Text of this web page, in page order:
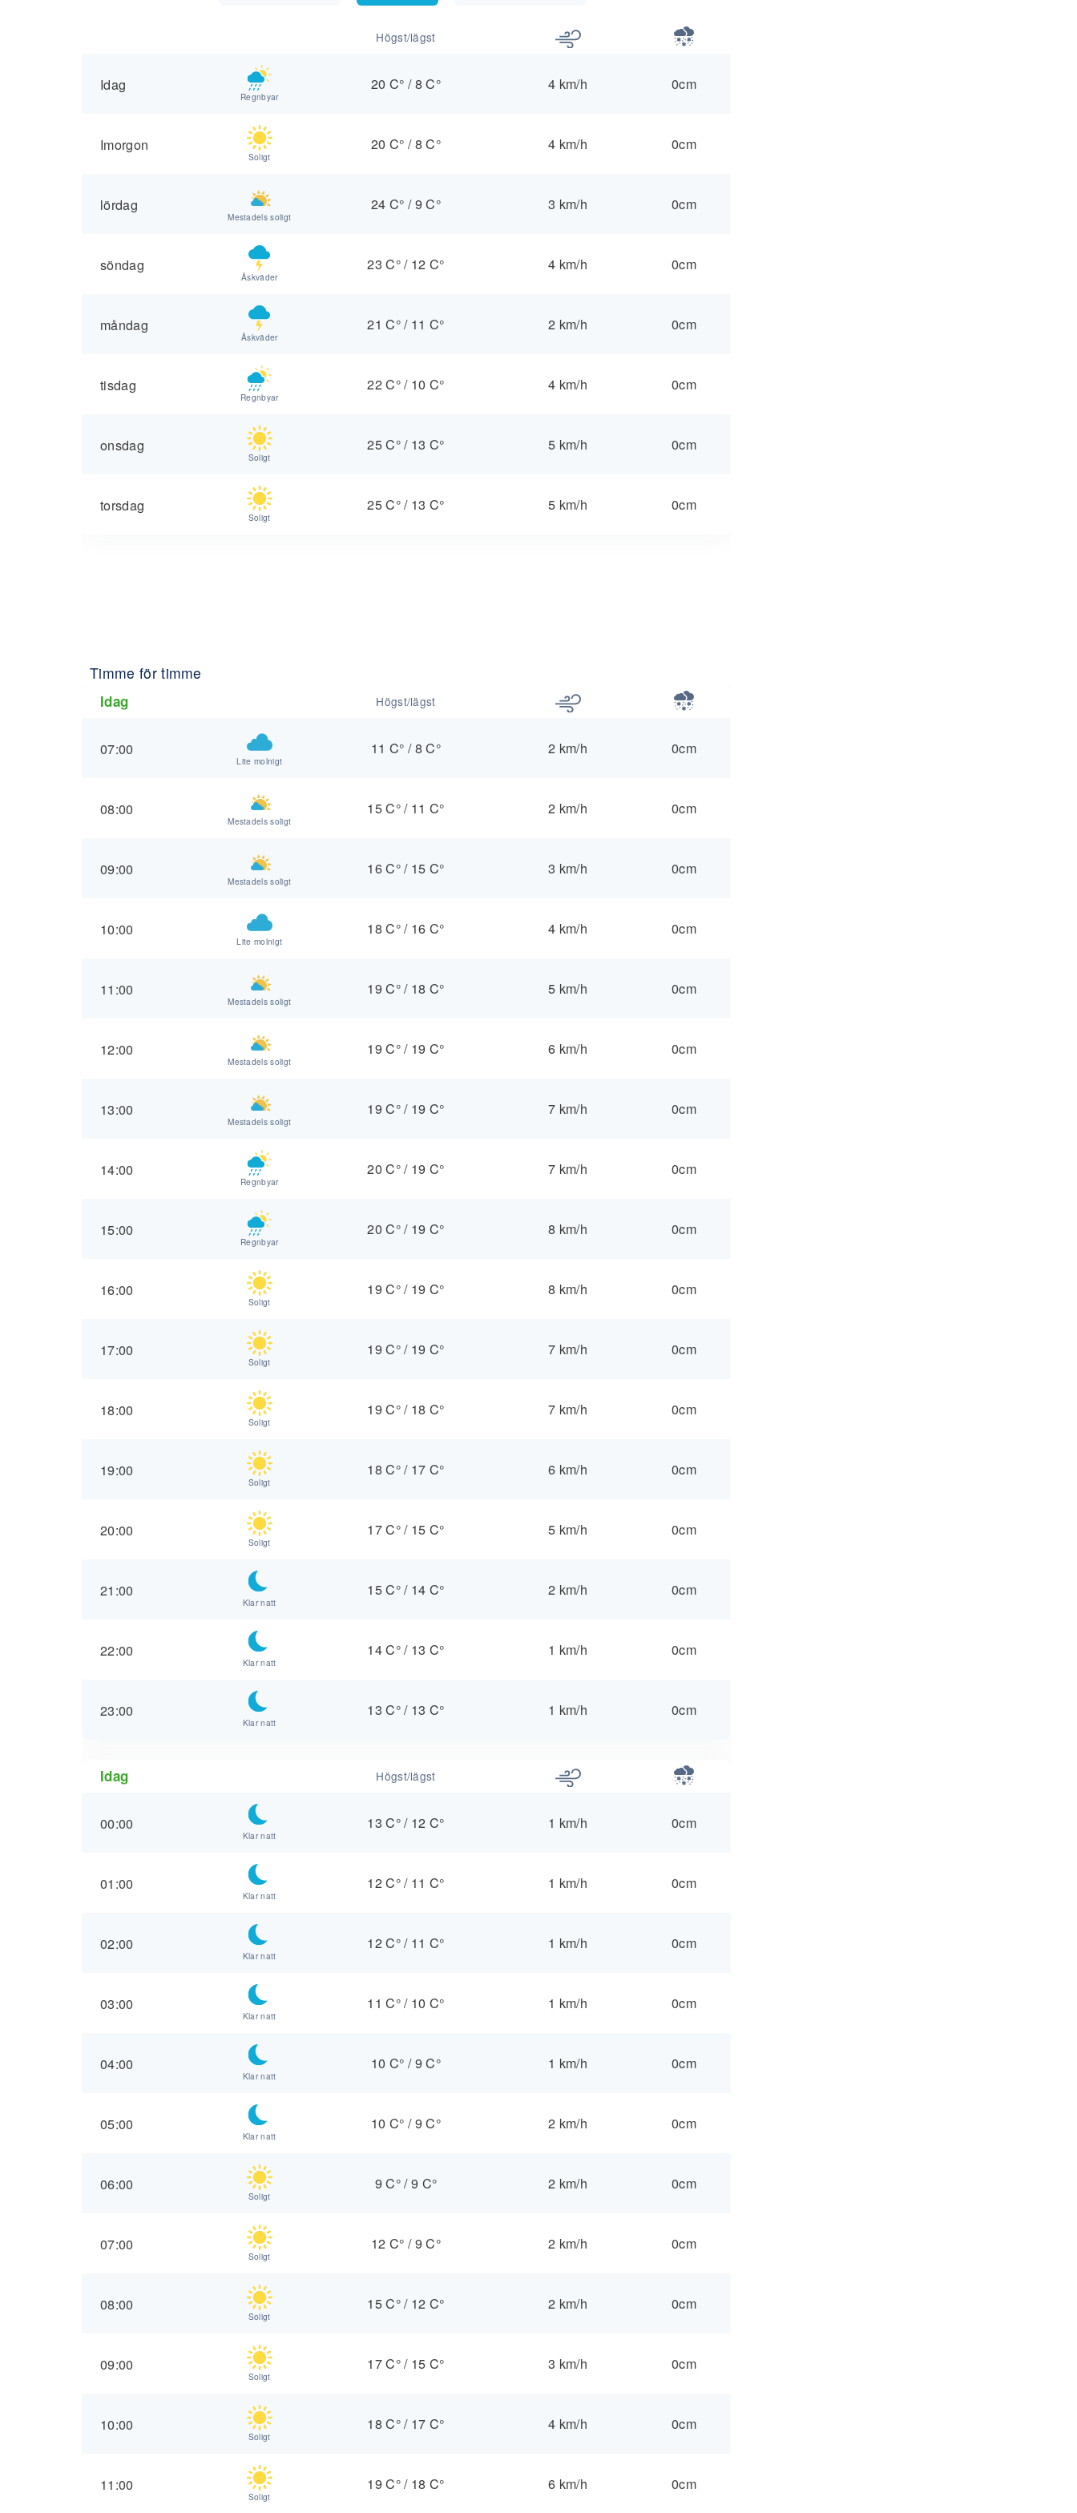
Högst/lägst
Idag
Regnbyar
20 C° /8 C° 4 km/h 0cm
Imorgon
Soligt
20 C° /8 C° 4 km/h 0cm
lördag
Mestadels soligt
24 C° /9 C° 3 km/h 0cm
söndag
Åskväder
23 C°/ 12 C° 4 km/h 0cm
måndag
Åskväder
21 C°/ 11 C° 2 km/h 0cm
tisdag
Regnbyar
22 C°/ 10 C° 4 km/h 0cm
onsdag
Soligt
25 C°/ 13 C° 5 km/h 0cm
torsdag
Soligt
25 C°/ 13 C° 5 km/h 0cm
Timme för timme
Idag Högst/lägst
07:00
Lite molnigt
11 C° /8 C° 2 km/h 0cm
08:00
Mestadels soligt
15 C°/ 11 C° 2 km/h 0cm
09:00
Mestadels soligt
16 C°/ 15 C° 3 km/h 0cm
10:00
Lite molnigt
18 C°/ 16 C° 4 km/h 0cm
11:00
Mestadels soligt
19 C°/ 18 C° 5 km/h 0cm
12:00
Mestadels soligt
19 C°/ 19 C° 6 km/h 0cm
13:00
Mestadels soligt
19 C°/ 19 C° 7 km/h 0cm
14:00
Regnbyar
20 C°/ 19 C° 7 km/h 0cm
15:00
Regnbyar
20 C°/ 19 C° 8 km/h 0cm
16:00
Soligt
19 C°/ 19 C° 8 km/h 0cm
17:00
Soligt
19 C°/ 19 C° 7 km/h 0cm
18:00
Soligt
19 C°/ 18 C° 7 km/h 0cm
19:00
Soligt
18 C°/ 17 C° 6 km/h 0cm
20:00
Soligt
17 C°/ 15 C° 5 km/h 0cm
21:00
Klar natt
15 C°/ 14 C° 2 km/h 0cm
22:00
Klar natt
14 C°/ 13 C° 1 km/h 0cm
23:00
Klar natt
13 C°/ 13 C° 1 km/h 0cm
Idag Högst/lägst
00:00
Klar natt
13 C°/ 12 C° 1 km/h 0cm
01:00
Klar natt
12 C°/ 11 C° 1 km/h 0cm
02:00
Klar natt
12 C°/ 11 C° 1 km/h 0cm
03:00
Klar natt
11 C°/ 10 C° 1 km/h 0cm
04:00
Klar natt
10 C° /9 C° 1 km/h 0cm
05:00
Klar natt
10 C° /9 C° 2 km/h 0cm
06:00
Soligt
9 C°/9 C° 2 km/h 0cm
07:00
Soligt
12 C° /9 C° 2 km/h 0cm
08:00
Soligt
15 C°/ 12 C° 2 km/h 0cm
09:00
Soligt
17 C°/ 15 C° 3 km/h 0cm
10:00
Soligt
18 C°/ 17 C° 4 km/h 0cm
11:00
Soligt
19 C°/ 18 C° 6 km/h 0cm